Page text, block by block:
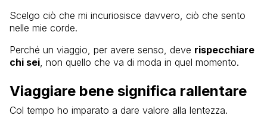
Scelgo ciò che mi incuriosisce davvero, ciò che sento
nelle mie corde.
Perché un viaggio, per avere senso, deve rispecchiare
chi sei , non quello che va di moda in quel momento.
Viaggiare bene significa rallentare
Col tempo ho imparato a dare valore alla lentezza.